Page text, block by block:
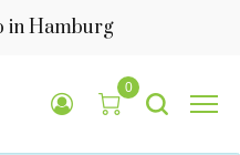
in Hamburg
0